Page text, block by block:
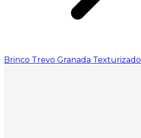
Brinco Trevo Granada Texturizado